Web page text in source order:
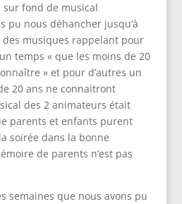
sur fond de musical
pu nous déhancher jusqu’à
musiques rappelant pour
temps « que les moins de 20
» et pour d’autres un
20 ans ne connaitront
des 2 animateurs était
parents et enfants purent
soirée dans la bonne
de parents n’est pas
semaines que nous avons pu